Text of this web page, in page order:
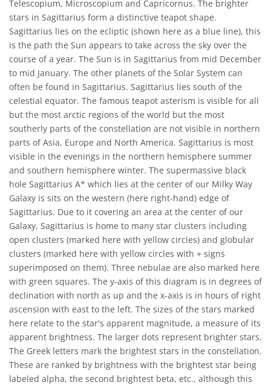
Telescopium, Microscopium and Capricornus. The brighter
stars in Sagittarius form a distinctive teapot shape.
Sagittarius lies on the ecliptic (shown here as a blue line), this
is the path the Sun appears to take across the sky over the
course of a year. The Sun is in Sagittarius from mid December
to mid January. The other planets of the Solar System can
often be found in Sagittarius. Sagittarius lies south of the
celestial equator. The famous teapot asterism is visible for all
but the most arctic regions of the world but the most
southerly parts of the constellation are not visible in northern
parts of Asia, Europe and North America. Sagittarius is most
visible in the evenings in the northern hemisphere summer
and southern hemisphere winter. The supermassive black
hole Sagittarius A* which lies at the center of our Milky Way
Galaxy is sits on the western (here right-hand) edge of
Sagittarius. Due to it covering an area at the center of our
Galaxy, Sagittarius is home to many star clusters including
open clusters (marked here with yellow circles) and globular
clusters (marked here with yellow circles with + signs
superimposed on them). Three nebulae are also marked here
with green squares. The y-axis of this diagram is in degrees of
declination with north as up and the x-axis is in hours of right
ascension with east to the left. The sizes of the stars marked
here relate to the star's apparent magnitude, a measure of its
apparent brightness. The larger dots represent brighter stars.
The Greek letters mark the brightest stars in the constellation.
These are ranked by brightness with the brightest star being
labeled alpha, the second brightest beta, etc., although this